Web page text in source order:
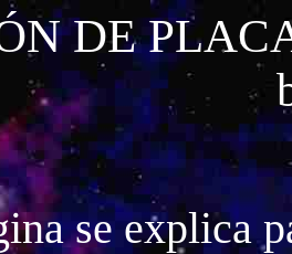
DE
se explica